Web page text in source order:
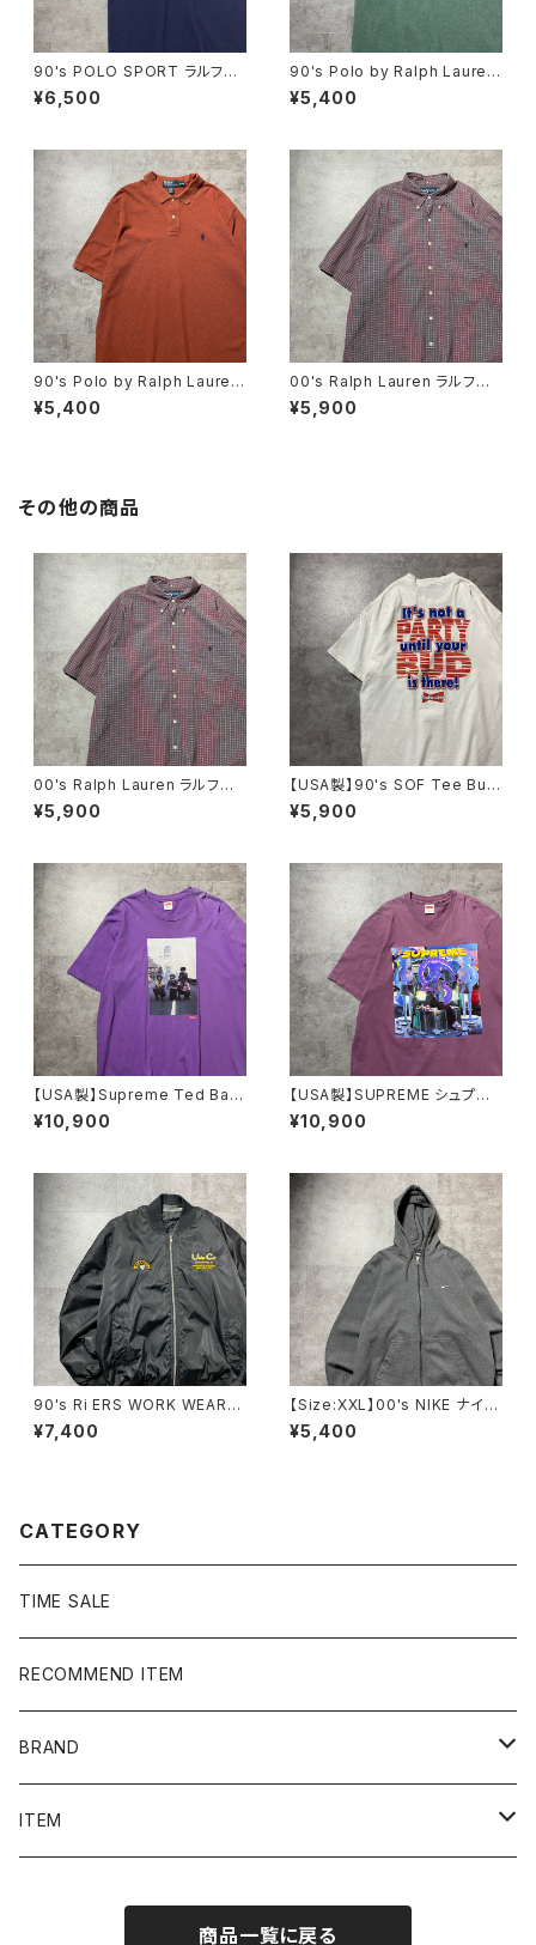
90's POLO SPORT ラルフロ
ーレン ポロスポーツ ハーフ
ジップ 刺繍ワンポイント 鹿
¥6,500
90's Polo by Ralph Lauren
ポロバイラルフローレン 刺繍
ワンポイント ポニー グリー
¥5,400
90's Polo by Ralph Lauren
ポロバイラルフローレン 刺繍
ワンポイント ポニー ブラウ
¥5,400
00's Ralph Lauren ラルフロ
ーレン 刺繍ロゴ ポニー チ
ェック総柄 半袖 ボタンダウ
¥5,900
その他の商品
00's Ralph Lauren ラルフロ
ーレン 刺繍ロゴ ポニー チ
ェック総柄 半袖 ボタンダウ
¥5,900
【USA製】90's SOF Tee Bud
weiser バドワイザー バック
プリント 飲料企業系 シング
¥5,900
【USA製】Supreme Ted Bafa
loukos “1970s Kids Photo
シュプリーム グラフィック フ
¥10,900
【USA製】SUPREME シュプリ
ーム サイケデリック アートグ
ラフィック プリント パープ
¥10,900
90's Ri ERS WORK WEAR
刺繍企業ロゴ ブラック 黒
中綿 ma-1ジャケット
¥7,400
【Size:XXL】00's NIKE ナイ
キ スウォッシュ 刺繍ワンポイ
ント グレー フルジップ スウ
¥5,400
CATEGORY
TIME SALE
RECOMMEND ITEM
BRAND
NIKE
ITEM
商品一覧に戻る